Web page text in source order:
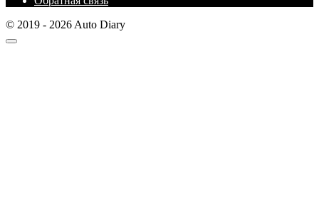
© 2019 - 2026 Auto Diary